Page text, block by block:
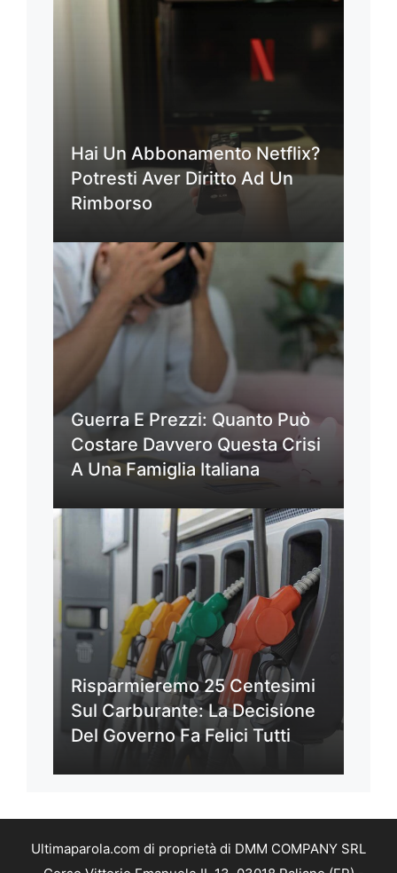
Hai Un Abbonamento Netflix?
Potresti Aver Diritto Ad Un
Rimborso
Guerra E Prezzi: Quanto Può
Costare Davvero Questa Crisi
A Una Famiglia Italiana
Risparmieremo 25 Centesimi
Sul Carburante: La Decisione
Del Governo Fa Felici Tutti
Ultimaparola.com di proprietà di DMM COMPANY SRL